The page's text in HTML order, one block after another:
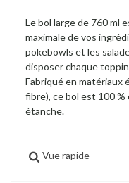
Le bol large de 760 ml
maximale de vos
pokebowls et les
disposer chaque
Fabriqué en matériaux
fibre), ce bol est 100
étanche.
Vue rapide